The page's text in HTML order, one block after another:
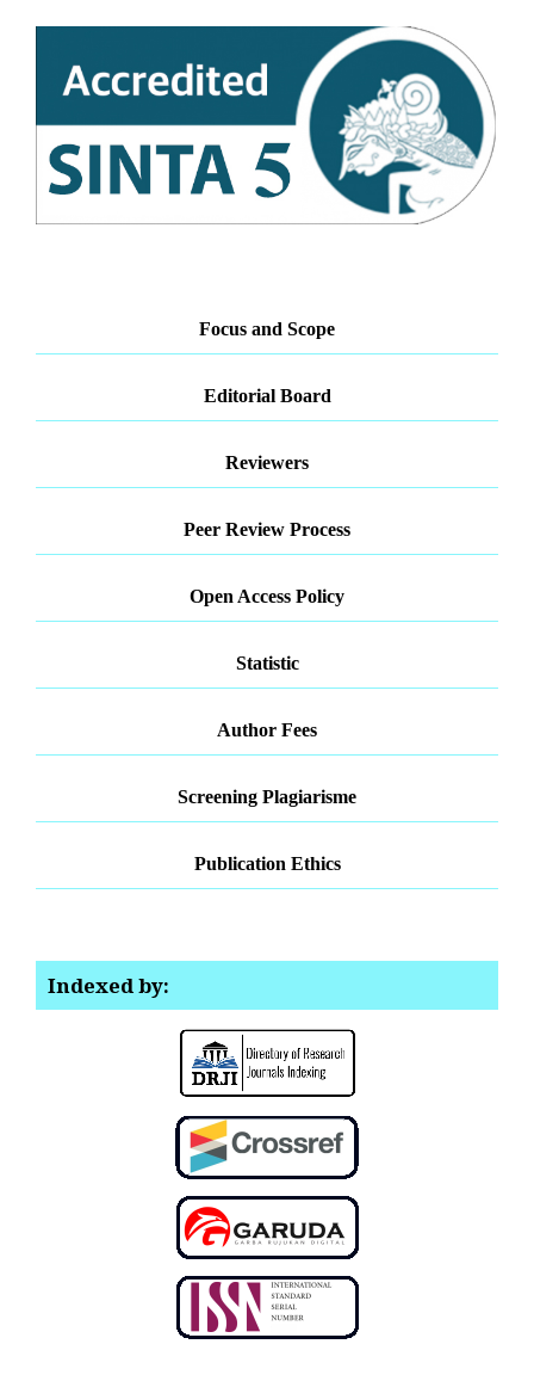
Focus and Scope
Editorial Board
Reviewers
Peer Review Process
Open Access Policy
Statistic
Author Fees
Screening Plagiarisme
Publication Ethics
Indexed by: